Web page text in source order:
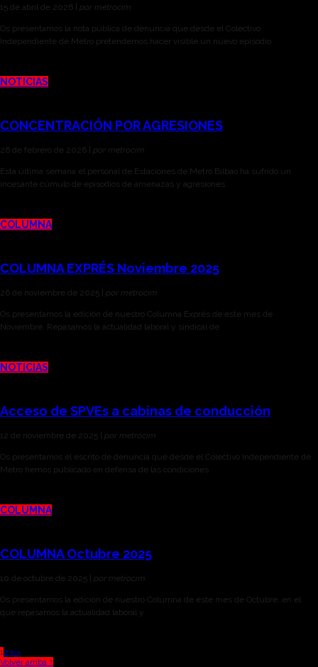
15 de abril de 2026 | por metrocim
Os presentamos la nota pública de denuncia que desde el Colectivo
Independiente de Metro pretendemos hacer visible un nuevo episodio
NOTICIAS
CONCENTRACIÓN POR AGRESIONES
26 de febrero de 2026 | por metrocim
Esta última semana el personal de Estaciones de Metro Bilbao ha sufrido un
incesante cúmulo de episodios de amenazas y agresiones
COLUMNA
COLUMNA EXPRÉS Noviembre 2025
26 de noviembre de 2025 | por metrocim
Os presentamos la edición de nuestro Columna Exprés de este mes de
Noviembre. Repasamos la actualidad laboral y sindical de
NOTICIAS
Acceso de SPVEs a cabinas de conducción
12 de noviembre de 2025 | por metrocim
Os presentamos el escrito de denuncia que desde el Colectivo Independiente de
Metro hemos publicado en defensa de las condiciones
COLUMNA
COLUMNA Octubre 2025
10 de octubre de 2025 | por metrocim
Os presentamos la edición de nuestro Columna de este mes de Octubre, en el
que repasamos la actualidad laboral y
1 23›»
Volver arriba ↑